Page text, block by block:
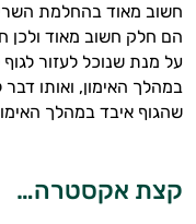
חשוב מאוד בהחלמת
הם חלק חשוב מאוד ולכן
על מנת שנוכל לעזור
במהלך האימון, ואותו
שהגוף איבד במהלך
קצת אקסטרה…